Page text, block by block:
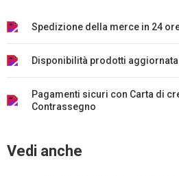
Spedizione della merce in 24
Disponibilità prodotti
Pagamenti sicuri con Carta di
Contrassegno
Vedi anche